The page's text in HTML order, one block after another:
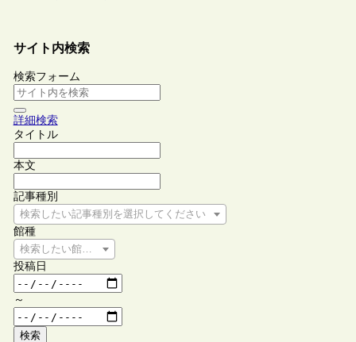
サイト内検索
検索フォーム
詳細検索
タイトル
本文
記事種別
検索したい記事種別を選択してください
館種
検索したい館種を選択してください
投稿日
～
検索